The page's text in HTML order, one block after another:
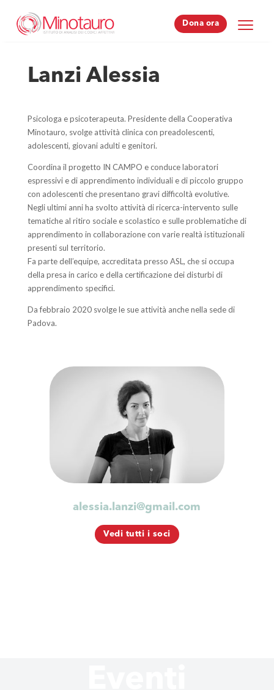
Dona ora
Dona ora
Lanzi Alessia
Psicologa e psicoterapeuta. Presidente della Cooperativa
Minotauro, svolge attività clinica con preadolescenti,
adolescenti, giovani adulti e genitori.
Coordina il progetto IN CAMPO e conduce laboratori
espressivi e di apprendimento individuali e di piccolo gruppo
con adolescenti che presentano gravi difficoltà evolutive.
Negli ultimi anni ha svolto attività di ricerca-intervento sulle
tematiche al ritiro sociale e scolastico e sulle problematiche di
apprendimento in collaborazione con varie realtà istituzionali
presenti sul territorio.
Fa parte dell’equipe, accreditata presso ASL, che si occupa
della presa in carico e della certificazione dei disturbi di
apprendimento specifici.
Da febbraio 2020 svolge le sue attività anche nella sede di
Padova.
alessia.lanzi@gmail.com
Vedi tutti i soci